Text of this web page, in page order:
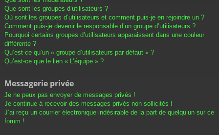
Que sont les groupes d’utilisateurs ?
Où sont les groupes d’utilisateurs et comment puis-je en rejoindre un ?
Comment puis-je devenir le responsable d’un groupe d’utilisateurs ?
Pourquoi certains groupes d’utilisateurs apparaissent dans une couleur
différente ?
Qu’est-ce qu’un « groupe d’utilisateurs par défaut » ?
Qu’est-ce que le lien « L’équipe » ?
Messagerie privée
Je ne peux pas envoyer de messages privés !
Je continue à recevoir des messages privés non sollicités !
J’ai reçu un courrier électronique indésirable de la part de quelqu’un sur ce
forum !